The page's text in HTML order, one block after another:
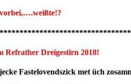
vorbei,….weißte!?
Refrather Dreigestirn 2018!
Fastelovendszick met üch